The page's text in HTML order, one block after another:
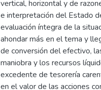
vertical, horizontal y de
e interpretación del Estado
evaluación íntegra de la
ahondar más en el tema y
de conversión del efectivo,
maniobra y los recursos
excedente de tesorería
en el valor de las acciones